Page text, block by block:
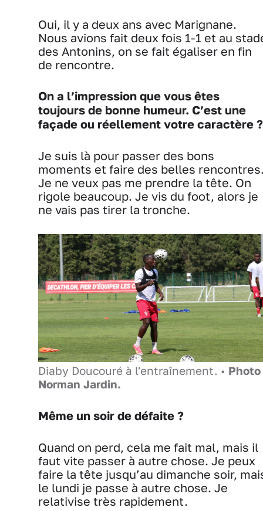
Oui, il y a deux ans avec Marignane.
Nous avions fait deux fois 1-1 et au
des Antonins, on se fait égaliser en fin
de rencontre.
On a l’impression que vous êtes
toujours de bonne humeur. C’est une
façade ou réellement votre caractère ?
Je suis là pour passer des bons
moments et faire des belles
Je ne veux pas me prendre la tête. On
rigole beaucoup. Je vis du foot, alors je
ne vais pas tirer la tronche.
Diaby Doucouré à l'entraînement. • Photo
Norman Jardin.
Même un soir de défaite ?
Quand on perd, cela me fait mal, mais il
faut vite passer à autre chose. Je peux
faire la tête jusqu’au dimanche soir,
le lundi je passe à autre chose. Je
relativise très rapidement.